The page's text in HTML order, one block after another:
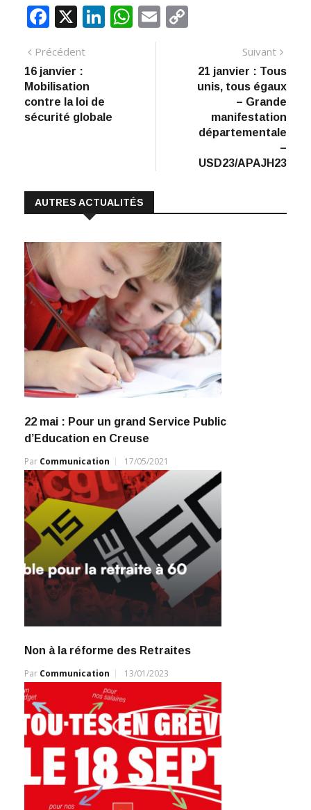
F
ac
e
b
o
o
X Li
n
dI
n
W
h
E
m
p
y
n
Navigation
de
l’article
PrécédentArticle
16 janvier :
Mobilisation
contre la loi de
sécurité globale
Suivant
:
21 janvier : Tous
unis, tous égaux
– Grande
manifestation
départementale
–
USD23/APAJH23
AUTRES ACTUALITÉS
22 mai : Pour un grand Service Public
d’Education en Creuse
Par Communication 17/05/2021
Non à la réforme des Retraites
Par Communication 13/01/2023